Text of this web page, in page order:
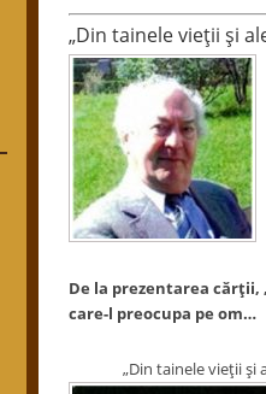
„Din tainele vieții și
De la prezentarea cărții,
care-l preocupa pe om…
„Din tainele vieții și ale